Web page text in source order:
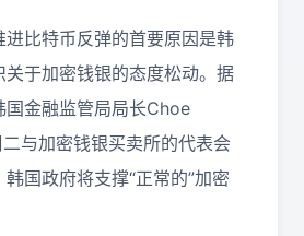
进比特币反弹的首要原因是韩
关于加密钱银的态度松动。据
国金融监管局局长Choe
与加密钱银买卖所的代表会
国政府将支撑“正常的”加密